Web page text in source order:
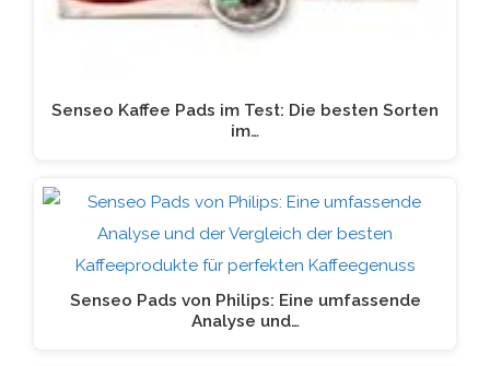
Senseo Kaffee Pads im Test: Die besten Sorten
im…
Senseo Pads von Philips: Eine umfassende
Analyse und…